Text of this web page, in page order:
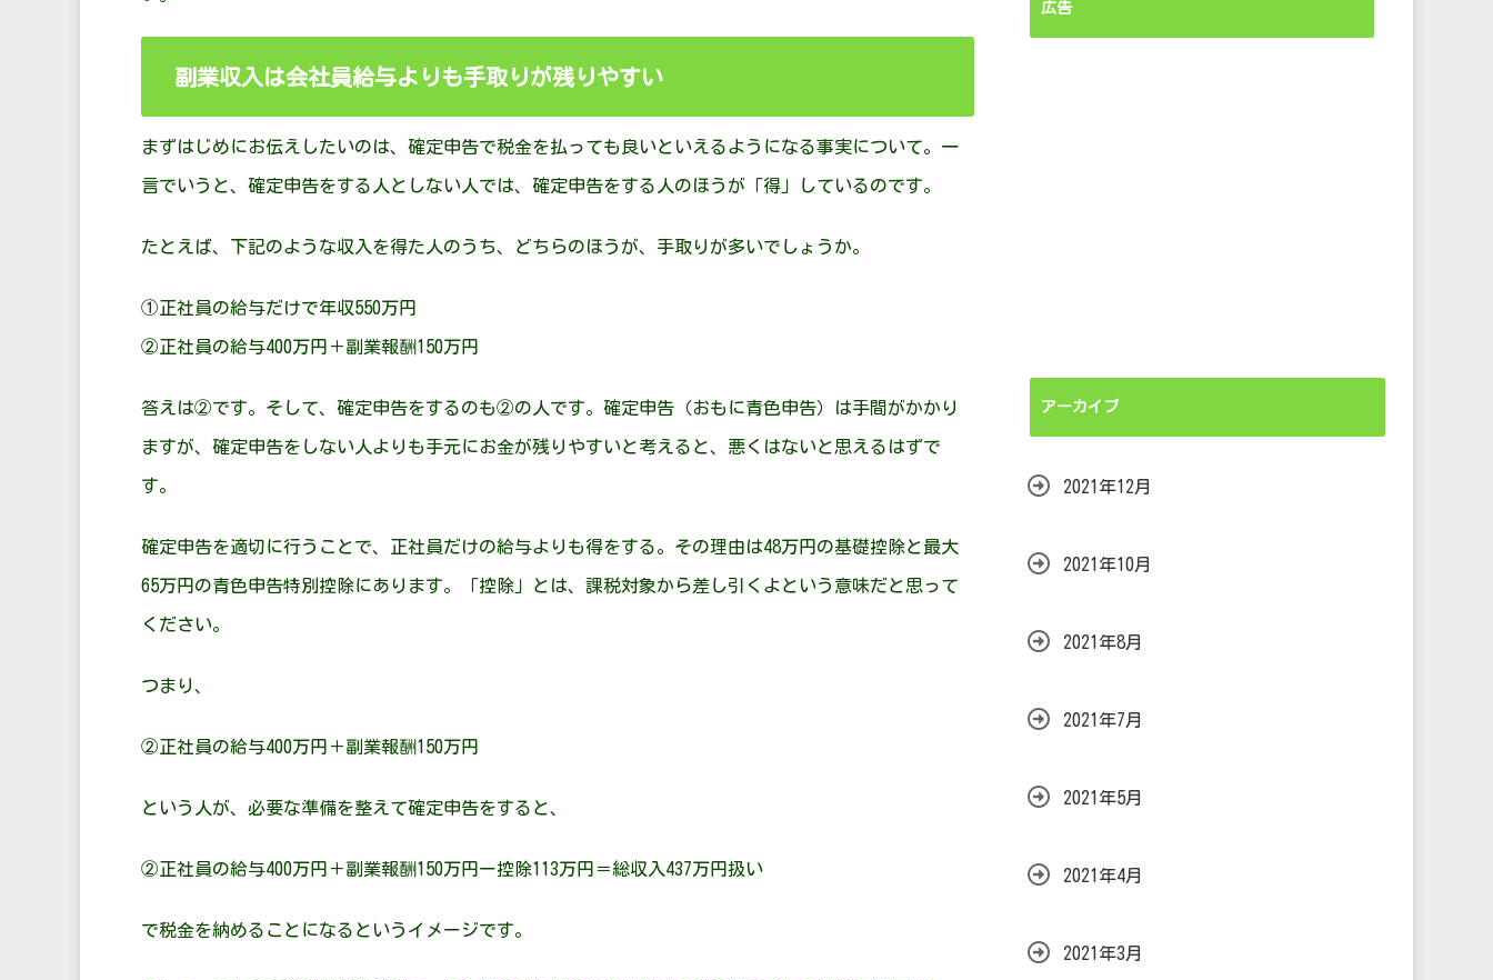
副業収入は会社員給与よりも手取りが残りやすい
まずはじめにお伝えしたいのは、確定申告で税金を払っても良いといえるようになる事実について。一
言でいうと、確定申告をする人としない人では、確定申告をする人のほうが「得」しているのです。
たとえば、下記のような収入を得た人のうち、どちらのほうが、手取りが多いでしょうか。
①正社員の給与だけで年収550万円
②正社員の給与400万円＋副業報酬150万円
答えは②です。そして、確定申告をするのも②の人です。確定申告（おもに青色申告）は手間がかかり
ますが、確定申告をしない人よりも手元にお金が残りやすいと考えると、悪くはないと思えるはずで
す。
確定申告を適切に行うことで、正社員だけの給与よりも得をする。その理由は48万円の基礎控除と最大
65万円の青色申告特別控除にあります。「控除」とは、課税対象から差し引くよという意味だと思って
ください。
つまり、
②正社員の給与400万円＋副業報酬150万円
という人が、必要な準備を整えて確定申告をすると、
②正社員の給与400万円＋副業報酬150万円ー控除113万円＝総収入437万円扱い
で税金を納めることになるというイメージです。
広告
アーカイブ
2021年12月
2021年10月
2021年8月
2021年7月
2021年5月
2021年4月
2021年3月